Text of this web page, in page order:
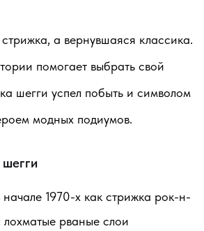
а вернувшаяся классика.
помогает выбрать свой
шегги успел побыть и символом
модных подиумов.
1970-х как стрижка рок-н-
рваные слои